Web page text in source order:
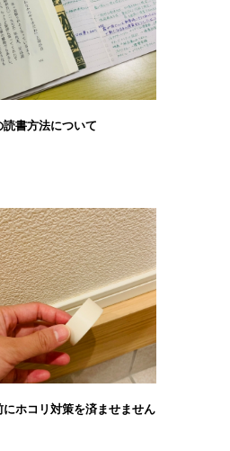
読書方法について
にホコリ対策を済ませません